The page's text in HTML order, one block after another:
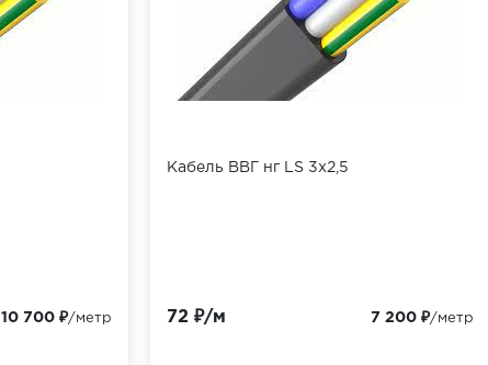
10 700 ₽/метр
Кабель ВВГ нг LS 3x2,5
72 ₽/м 7 200 ₽/метр